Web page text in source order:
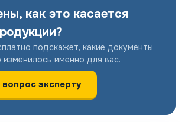
как это касается
подскажет, какие документы
именно для вас.
эксперту